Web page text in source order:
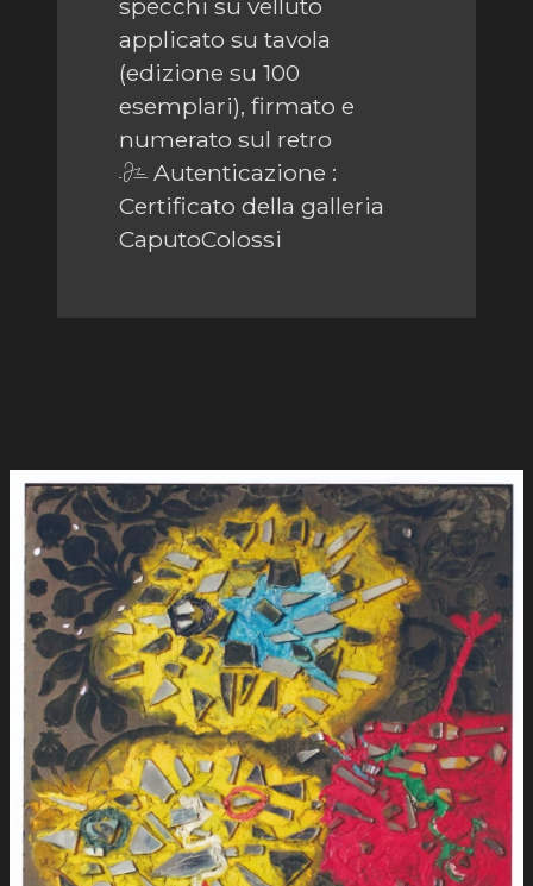
applicato su tavola
(edizione su 100
esemplari), firmato e
numerato sul retro
Autenticazione :
Certificato della galleria
CaputoColossi